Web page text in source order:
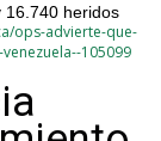
16.740 heridos
ops-advierte-que-
105099